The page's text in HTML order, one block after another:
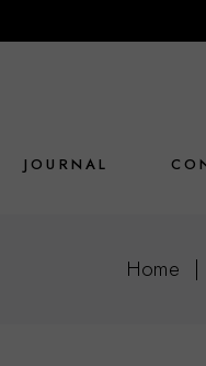
JOURNAL
Home